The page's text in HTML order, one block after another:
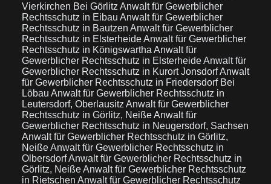
Vierkirchen Bei Görlitz Anwalt für Gewerblicher
Rechtsschutz in Eibau Anwalt für Gewerblicher
Rechtsschutz in Bautzen Anwalt für Gewerblicher
Rechtsschutz in ElsterheideAnwalt für Gewerblicher
Rechtsschutz in Königswartha Anwalt für
Gewerblicher Rechtsschutz in ElsterheideAnwalt für
Gewerblicher Rechtsschutz in Kurort JonsdorfAnwalt
für Gewerblicher Rechtsschutz in Friedersdorf Bei
Löbau Anwalt für Gewerblicher Rechtsschutz in
Leutersdorf, Oberlausitz Anwalt für Gewerblicher
Rechtsschutz in Görlitz, NeißeAnwalt für
Gewerblicher Rechtsschutz in Neugersdorf, Sachsen
Anwalt für Gewerblicher Rechtsschutz in Görlitz,
NeißeAnwalt für Gewerblicher Rechtsschutz in
OlbersdorfAnwalt für Gewerblicher Rechtsschutz in
Görlitz, NeißeAnwalt für Gewerblicher Rechtsschutz
in Rietschen Anwalt für Gewerblicher Rechtsschutz